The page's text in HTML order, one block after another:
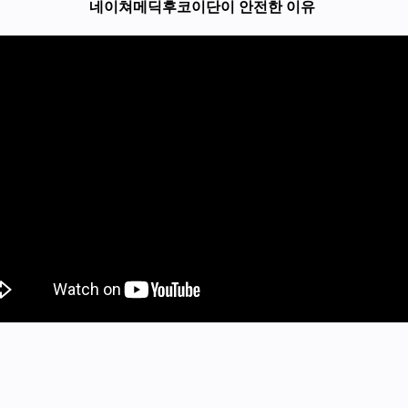
네이쳐메딕후코이단이 안전한 이유